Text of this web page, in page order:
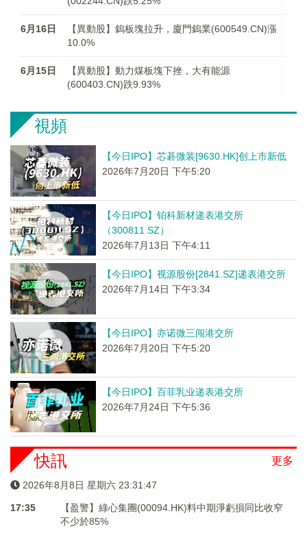
6月16日
【異動股】鎢板塊拉升，廈門鎢業(600549.CN)漲
10.0%
6月15日
【異動股】動力煤板塊下挫，大有能源
(600403.CN)跌9.93%
視頻
【今日IPO】芯碁微装[9630.HK]创上市新低
2026年7月20日 下午5:20
【今日IPO】铂科新材递表港交所
（300811.SZ）
2026年7月13日 下午4:11
【今日IPO】视源股份[2841.SZ]递表港交所
2026年7月14日 下午3:34
【今日IPO】亦诺微三闯港交所
2026年7月20日 下午5:20
【今日IPO】百菲乳业递表港交所
2026年7月24日 下午5:36
更多
快訊
2026年8月8日 星期六 23:31:47
17:35
【盈警】綠心集團(00094.HK)料中期淨虧損同比收窄
不少於85%